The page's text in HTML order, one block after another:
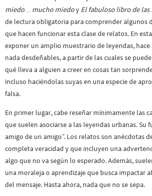
miedo… mucho miedoy El fabuloso libro de las
de lectura obligatoria para comprender algunos
que hacen funcionar esta clase de relatos. En
exponer un amplio muestrario de leyendas,
nada desdeñables, a partir de las cuales se
qué lleva a alguien a creer en cosas tan
incluso haciéndolas suyas en una especie de
falsa.
En primer lugar, cabe reseñar mínimamente las
que suelen asociarse a las leyendas urbanas. Su
amigo de un amigo”. Los relatos son anécdotas
completa veracidad y que incluyen una
algo que no va según lo esperado. Además,
una moraleja o aprendizaje que busca impactar
del mensaje. Hasta ahora, nada que no se sepa.